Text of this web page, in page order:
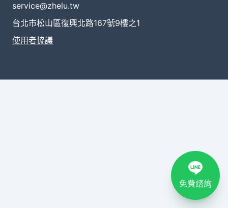
service@zhelu.tw
台北市松山區復興北路167號9樓之1
使用者協議
免費諮詢